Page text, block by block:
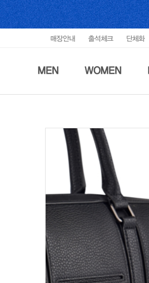
매장안내 출석체크 단체화
MEN WOMEN